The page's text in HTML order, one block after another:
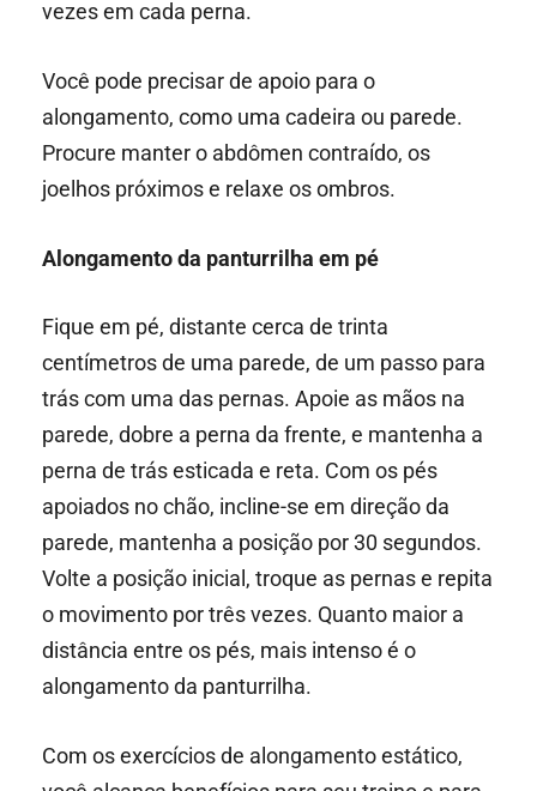
vezes em cada perna.
Você pode precisar de apoio para o
alongamento, como uma cadeira ou parede.
Procure manter o abdômen contraído, os
joelhos próximos e relaxe os ombros.
Alongamento da panturrilha em pé
Fique em pé, distante cerca de trinta
centímetros de uma parede, de um passo para
trás com uma das pernas. Apoie as mãos na
parede, dobre a perna da frente, e mantenha a
perna de trás esticada e reta. Com os pés
apoiados no chão, incline-se em direção da
parede, mantenha a posição por 30 segundos.
Volte a posição inicial, troque as pernas e repita
o movimento por três vezes. Quanto maior a
distância entre os pés, mais intenso é o
alongamento da panturrilha.
Com os exercícios de alongamento estático,